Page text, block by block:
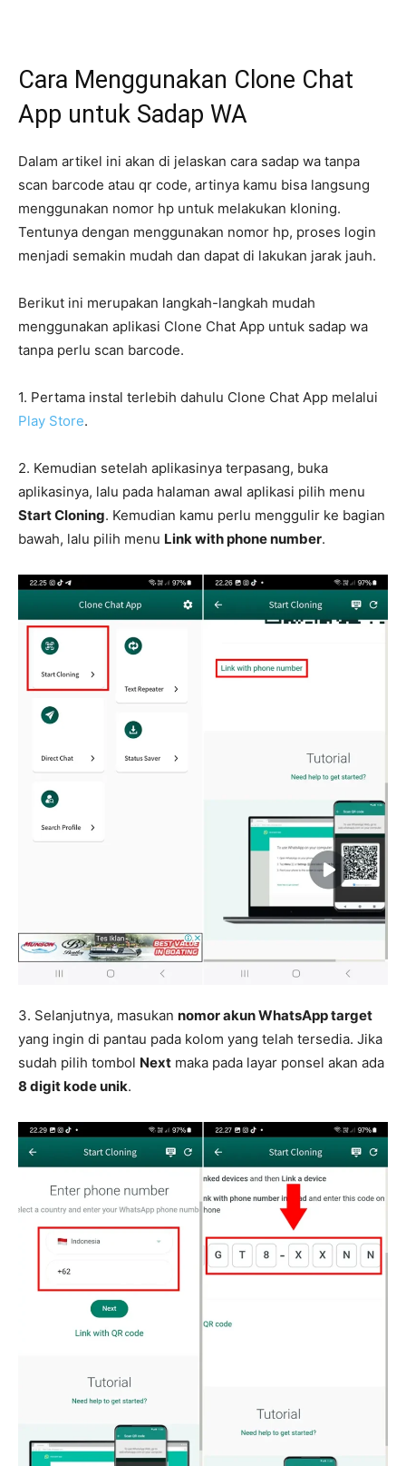
Cara Menggunakan Clone Chat
App untuk Sadap WA
Dalam artikel ini akan di jelaskan cara sadap wa tanpa
scan barcode atau qr code, artinya kamu bisa langsung
menggunakan nomor hp untuk melakukan kloning.
Tentunya dengan menggunakan nomor hp, proses login
menjadi semakin mudah dan dapat di lakukan jarak jauh.
Berikut ini merupakan langkah-langkah mudah
menggunakan aplikasi Clone Chat App untuk sadap wa
tanpa perlu scan barcode.
1. Pertama instal terlebih dahulu Clone Chat App melalui
Play Store.
2. Kemudian setelah aplikasinya terpasang, buka
aplikasinya, lalu pada halaman awal aplikasi pilih menu
Start Cloning. Kemudian kamu perlu menggulir ke bagian
bawah, lalu pilih menu Link with phone number.
3. Selanjutnya, masukan nomor akun WhatsApp target
yang ingin di pantau pada kolom yang telah tersedia. Jika
sudah pilih tombol Next maka pada layar ponsel akan ada
8 digit kode unik.